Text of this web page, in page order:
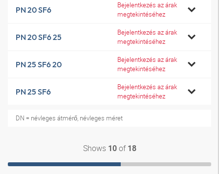
PN 20 SF6
Bejelentkezés az árak
megtekintéséhez
PN 20 SF6 25
Bejelentkezés az árak
megtekintéséhez
PN 25 SF6 20
Bejelentkezés az árak
megtekintéséhez
PN 25 SF6
Bejelentkezés az árak
megtekintéséhez
DN = névleges átmérő, névleges méret
Shows 10of 18